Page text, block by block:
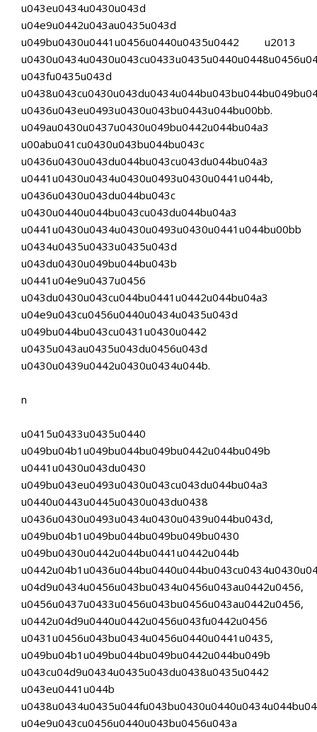
u043eu0434u0430u043d
u04e9u0442u043au0435u043d
u049bu0430u0441u0456u0440u0435u0442 u2013
u043fu0435u043d
u0436u043eu0493u0430u043bu0443u044bu00bb.
u049au0430u0437u0430u049bu0442u044bu04a3
u00abu041cu0430u043bu044bu043c
u0436u0430u043du044bu043cu043du044bu04a3
u0441u0430u0434u0430u0493u0430u0441u044b,
u0436u0430u043du044bu043c
u0430u0440u044bu043cu043du044bu04a3
u0441u0430u0434u0430u0493u0430u0441u044bu00bb
u0434u0435u0433u0435u043d
u043du0430u049bu044bu043b
u0441u04e9u0437u0456
u043du0430u043cu044bu0441u0442u044bu04a3
u04e9u043cu0456u0440u0434u0435u043d
u049bu044bu043cu0431u0430u0442
u0435u043au0435u043du0456u043d
u0430u0439u0442u0430u0434u044b.
n
u0415u0433u0435u0440
u049bu04b1u049bu044bu049bu0442u044bu049b
u0441u0430u043du0430
u049bu043eu0493u0430u043cu043du044bu04a3
u0440u0443u0445u0430u043du0438
u0436u0430u0493u0434u0430u0439u044bu043d,
u049bu04b1u049bu044bu049bu049bu0430
u049bu0430u0442u044bu0441u0442u044b
u04d9u0434u0456u043bu0434u0456u043au0442u0456,
u0456u0437u0433u0456u043bu0456u043au0442u0456,
u0442u04d9u0440u0442u0456u043fu0442u0456
u0431u0456u043bu0434u0456u0440u0441u0435,
u049bu04b1u049bu044bu049bu0442u044bu049b
u043cu04d9u0434u0435u043du0438u0435u0442
u043eu0441u044b
u04e9u043cu0456u0440u043bu0456u043a